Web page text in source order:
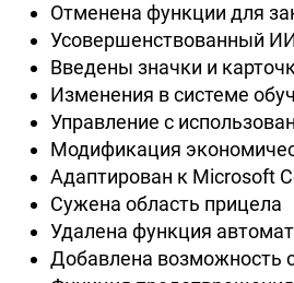
Отменена функции для
Усовершенствованный
Введены значки и
Изменения в системе
Управление с
Модификация
Адаптирован к Microsoft
Сужена область прицела
Удалена функция
Добавлена возможность